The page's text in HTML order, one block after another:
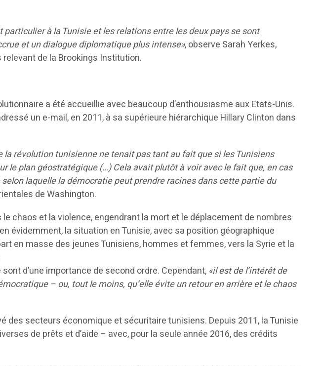
à la Tunisie et les relations entre les deux pays se sont
et un dialogue diplomatique plus intense», observe Sarah Yerkes,
de la Brookings Institution.
a été accueillie avec beaucoup d’enthousiasme aux Etats-Unis.
un e-mail, en 2011, à sa supérieure hiérarchique Hillary Clinton dans
révolution tunisienne ne tenait pas tant au fait que si les Tunisiens
le plan géostratégique (…) Cela avait plutôt à voir avec le fait que, en cas
laquelle la démocratie peut prendre racines dans cette partie du
de Washington.
chaos et la violence, engendrant la mort et le déplacement de nombres
évidemment, la situation en Tunisie, avec sa position géographique
en masse des jeunes Tunisiens, hommes et femmes, vers la Syrie et la
d’une importance de second ordre. Cependant, «il est de l’intérêt de
– ou, tout le moins, qu’elle évite un retour en arrière et le chaos
des secteurs économique et sécuritaire tunisiens. Depuis 2011, la Tunisie
de prêts et d’aide – avec, pour la seule année 2016, des crédits